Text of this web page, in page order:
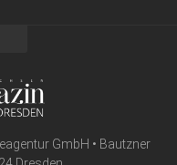
GmbH • Bautzner